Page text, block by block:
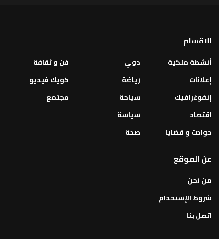
الاقسام
أنشطة ملكية
إعلانات
إنفوغرافيك
اقتصاد
حوادث و قضايا
دولي
رياضة
سياحة
سياسة
صحة
فن و ثقافة
كويك فيديو
مجتمع
عن الموقع
من نحن
شروط الإستخدام
اتصل بنا